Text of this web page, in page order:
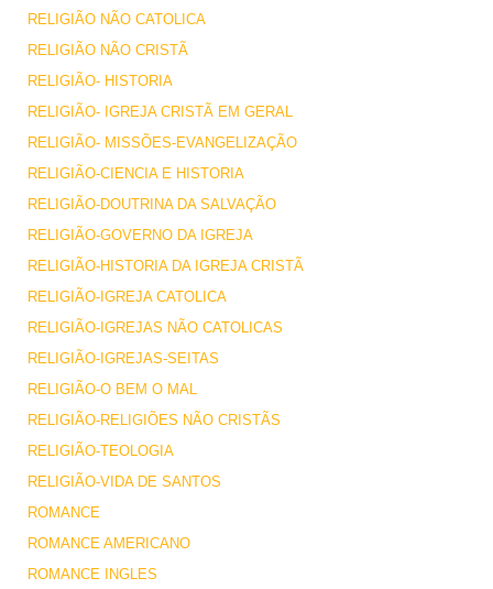
RELIGIÃO NÃO CATOLICA
RELIGIÃO NÃO CRISTÃ
RELIGIÃO- HISTORIA
RELIGIÃO- IGREJA CRISTÃ EM GERAL
RELIGIÃO- MISSÕES-EVANGELIZAÇÃO
RELIGIÃO-CIENCIA E HISTORIA
RELIGIÃO-DOUTRINA DA SALVAÇÃO
RELIGIÃO-GOVERNO DA IGREJA
RELIGIÃO-HISTORIA DA IGREJA CRISTÃ
RELIGIÃO-IGREJA CATOLICA
RELIGIÃO-IGREJAS NÃO CATOLICAS
RELIGIÃO-IGREJAS-SEITAS
RELIGIÃO-O BEM O MAL
RELIGIÃO-RELIGIÕES NÃO CRISTÃS
RELIGIÃO-TEOLOGIA
RELIGIÃO-VIDA DE SANTOS
ROMANCE
ROMANCE AMERICANO
ROMANCE INGLES